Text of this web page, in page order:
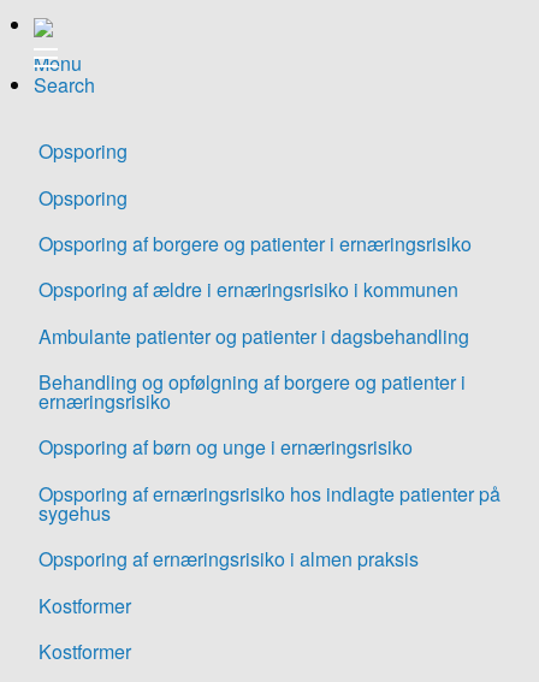
hovedindhold
Menu
Search
Opsporing
Opsporing
Opsporing af borgere og patienter i ernæringsrisiko
Opsporing af ældre i ernæringsrisiko i kommunen
Ambulante patienter og patienter i dagsbehandling
Behandling og opfølgning af borgere og patienter i
ernæringsrisiko
Opsporing af børn og unge i ernæringsrisiko
Opsporing af ernæringsrisiko hos indlagte patienter på
sygehus
Opsporing af ernæringsrisiko i almen praksis
Kostformer
Kostformer